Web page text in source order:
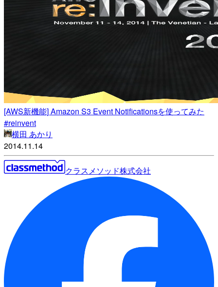
[AWS新機能] Amazon S3 Event Notificationsを使ってみた
#reinvent
横田 あかり
2014.11.14
クラスメソッド株式会社